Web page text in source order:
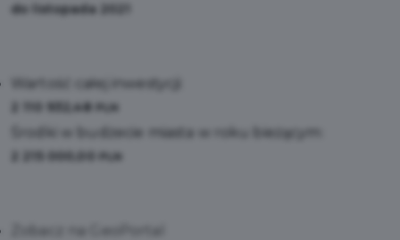
do listopada 2021
Wartość całej inwestycji:
2 110 932,48
Środki w budżecie miasta w roku bieżącym:
2 215 000,00